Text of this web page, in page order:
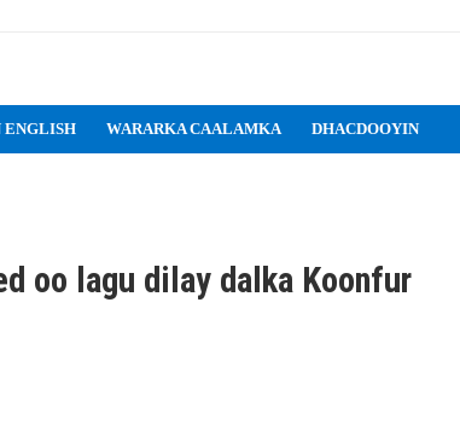
ENGLISH WARARKA CAALAMKA DHACDOOYIN
oo lagu dilay dalka Koonfur